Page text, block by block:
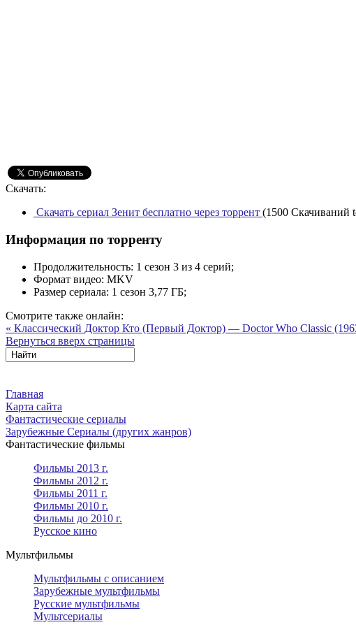
Скачать:
Скачать сериал Зенит бесплатно через торрент (1500 Скачиваний
Информация по торренту
Продолжительность: 1 сезон 3 из 4 серий;
Формат видео: MKV
Размер сериала: 1 сезон 3,77 ГБ;
Смотрите также онлайн:
« Классический Доктор Кто (Первый Доктор) — Doctor Who Classic
Вернуться вверх страницы
Главная
Карта сайта
Фантастические сериалы
Зарубежные Сериалы (других жанров)
Фантастические фильмы
Фильмы 2013 г.
Фильмы 2012 г.
Фильмы 2011 г.
Фильмы 2010 г.
Фильмы до 2010 г.
Русское кино
Мультфильмы
Мультфильмы с описанием
Зарубежные мультфильмы
Русские мультфильмы
Мультсериалы